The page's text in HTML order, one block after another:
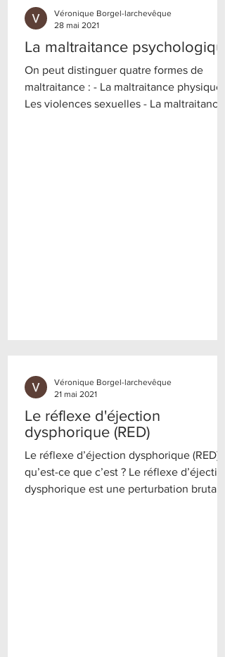
La maltraitance psychologique
On peut distinguer quatre formes de
maltraitance : - La maltraitance physique -
Les violences sexuelles - La maltraitance
Véronique Borgel-larchevêque
28 mai 2021
Le réflexe d'éjection
dysphorique (RED)
Le réflexe d’éjection dysphorique (RED) :
qu’est-ce que c’est ? Le réflexe d’éjection
dysphorique est une perturbation brutale
Véronique Borgel-larchevêque
21 mai 2021